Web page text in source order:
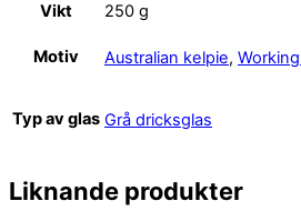
Vikt 250 g
Motiv Australian kelpie,
Typ av glas Grå dricksglas
Liknande produkter